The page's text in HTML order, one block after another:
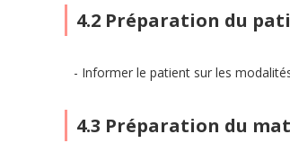
4.2 Préparation du
Informer le patient sur les
4.3 Préparation du